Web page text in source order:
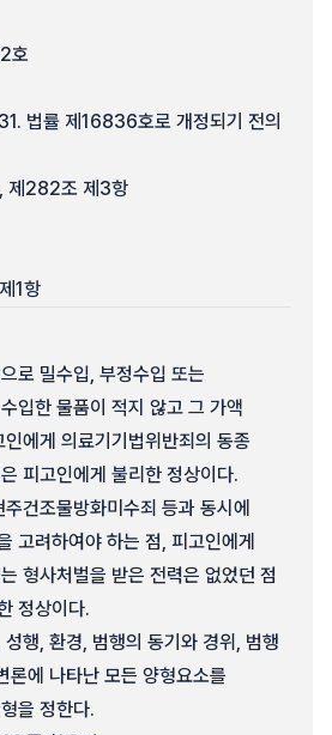
호
법률 제16836호로 개정되기 전의
제282조 제3항
1항
로 밀수입, 부정수입 또는
입한 물품이 적지 않고 그 가액
에게 의료기기법위반죄의 동종
피고인에게 불리한 정상이다.
건조물방화미수죄 등과 동시에
고려하여야 하는 점, 피고인에게
형사처벌을 받은 전력은 없었던 점
정상이다.
행, 환경, 범행의 동기와 경위, 범행
론에 나타난 모든 양형요소를
을 정한다.